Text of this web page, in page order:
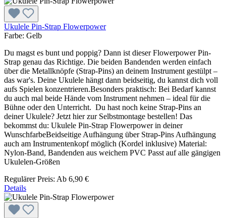
Ukulele Pin-Strap Flowerpower
Farbe: Gelb
Du magst es bunt und poppig? Dann ist dieser Flowerpower Pin-
Strap genau das Richtige. Die beiden Bandenden werden einfach
über die Metallknöpfe (Strap-Pins) an deinem Instrument gestülpt –
das war's. Deine Ukulele hängt dann beidseitig, du kannst dich voll
aufs Spielen konzentrieren.Besonders praktisch: Bei Bedarf kannst
du auch mal beide Hände vom Instrument nehmen – ideal für die
Bühne oder den Unterricht. Du hast noch keine Strap-Pins an
deiner Ukulele? Jetzt hier zur Selbstmontage bestellen! Das
bekommst du: Ukulele Pin-Strap Flowerpower in deiner
WunschfarbeBeidseitige Aufhängung über Strap-Pins Aufhängung
auch am Instrumentenkopf möglich (Kordel inklusive) Material:
Nylon-Band, Bandenden aus weichem PVC Passt auf alle gängigen
Ukulelen-Größen
Regulärer Preis: Ab 6,90 €
Details